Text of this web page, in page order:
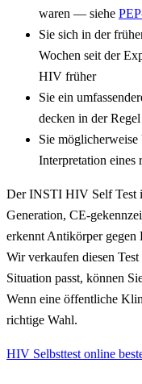
waren — siehe
Sie sich in der
Wochen seit der
HIV früher
Sie ein
decken in der
Sie
Interpretation eines
Der INSTI HIV Self Test
Generation, CE-
erkennt Antikörper
Wir verkaufen diesen
Situation passt, können
Wenn eine öffentliche
richtige Wahl.
HIV Selbsttest online